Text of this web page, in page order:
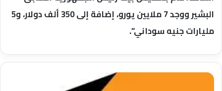
البشير ووجد 7 ملايين يورو، إضافة إلى 350 ألف دولار، و5
مليارات جنيه سوداني”.
لافروف: